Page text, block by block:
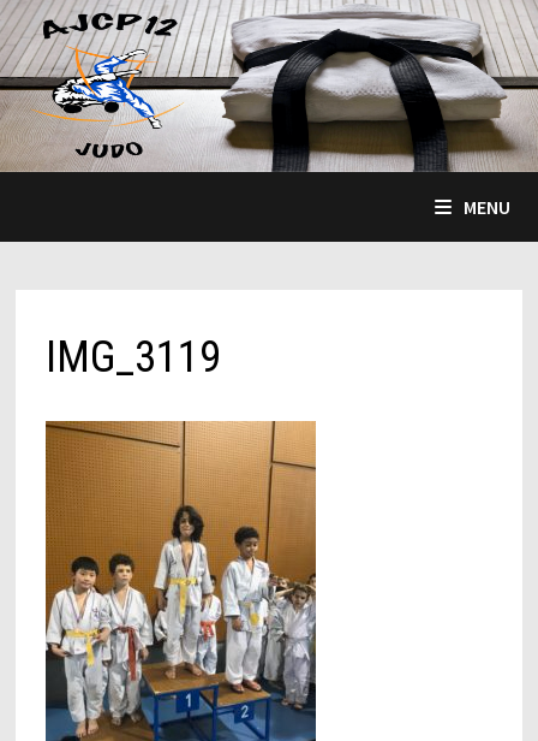
Passer
au
contenu
MENU
IMG_3119